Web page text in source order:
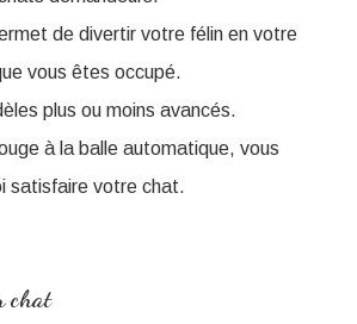
de divertir votre félin en votre
vous êtes occupé.
plus ou moins avancés.
à la balle automatique, vous
satisfaire votre chat.
chat